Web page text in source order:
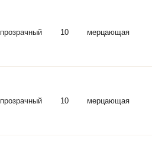
прозрачный 10 мерцающая
прозрачный 10 мерцающая